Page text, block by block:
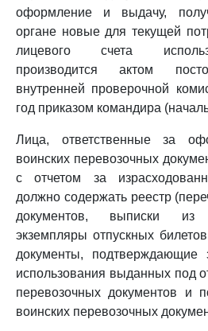
оформление и выдачу,
органе новые для текущей
лицевого счета
производится актом
внутренней проверочной
год приказом командира
Лица, ответственные за
воинских перевозочных
с отчетом за
должно содержать реестр
документов, выписки из
экземпляры отпускных
документы, подтверждающие
использования выданных под
перевозочных документов и
воинских перевозочных